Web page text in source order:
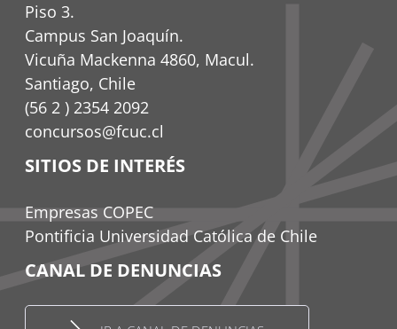
Piso 3.
Campus San Joaquín.
Vicuña Mackenna 4860, Macul.
Santiago, Chile
(56 2 ) 2354 2092
concursos@fcuc.cl
SITIOS DE INTERÉS
Empresas COPEC
Pontificia Universidad Católica de Chile
CANAL DE DENUNCIAS